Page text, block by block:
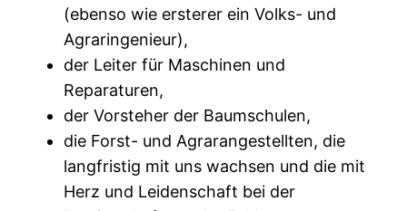
(ebenso wie ersterer ein Volks- und
Agraringenieur),
der Leiter für Maschinen und
Reparaturen,
der Vorsteher der Baumschulen,
die Forst- und Agrarangestellten, die
langfristig mit uns wachsen und die mit
Herz und Leidenschaft bei der